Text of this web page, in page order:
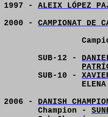
1997 - ALEIX LÓPEZ
2000 - CAMPIONAT DE
SUB-12 -
SUB-10 -
2006 - DANISH
Champion -